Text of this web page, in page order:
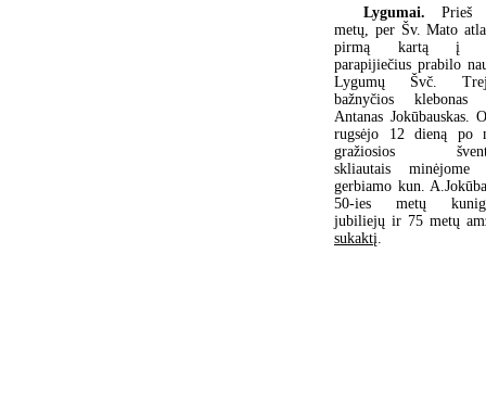
Lygumai.Prieš
metų, per Šv. Mato
pirmą kartą į
parapijiečius prabilo
Lygumų Švč.
bažnyčios klebonas
Antanas Jokūbauskas.
rugsėjo 12 dieną po
gražiosios
skliautais minėjome
gerbiamo kun.
50-ies metų
jubiliejų ir 75 metų
sukaktį